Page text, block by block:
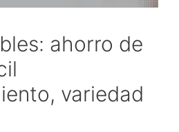
ahorro de
variedad